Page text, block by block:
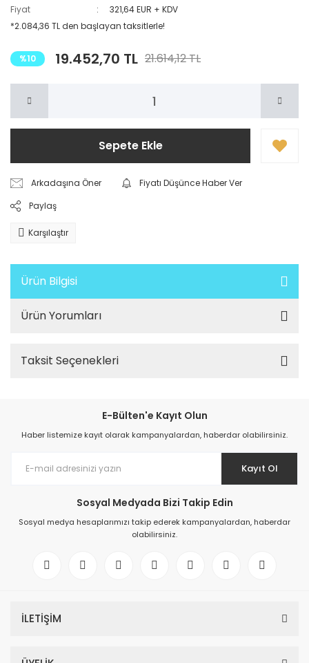
Fiyat
321,64 EUR + KDV
*2.084,36 TL den başlayan taksitlerle!
%10 19.452,70 TL 21.614,12 TL
Sepete Ekle
Arkadaşına Öner
Fiyatı Düşünce Haber Ver
Paylaş
Karşılaştır
Ürün Bilgisi
Ürün Yorumları
Taksit Seçenekleri
E-Bülten'e Kayıt Olun
Haber listemize kayıt olarak kampanyalardan, haberdar olabilirsiniz.
Kayıt Ol
Sosyal Medyada Bizi Takip Edin
Sosyal medya hesaplarımızı takip ederek kampanyalardan, haberdar
olabilirsiniz.
İLETİŞİM